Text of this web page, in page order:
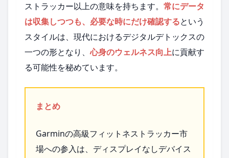
ストラッカー以上の意味を持ちます。 常にデータ
は収集しつつも、必要な時にだけ確認するという
スタイルは、現代におけるデジタルデトックスの
一つの形となり、心身のウェルネス向上に貢献す
る可能性を秘めています。
まとめ
Garminの高級フィットネストラッカー市
場への参入は、ディスプレイなしデバイス